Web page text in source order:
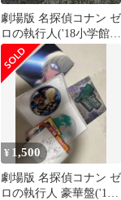
劇場版 名探偵コナン ゼ
ロの執行人('18小学館/
読売テレビ/日本テレ
ビ/Sh…
¥ 1,500
劇場版 名探偵コナン ゼ
ロの執行人 豪華盤('18